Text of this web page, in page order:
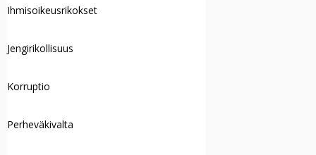
Ihmisoikeusrikokset
Jengirikollisuus
Korruptio
Perheväkivalta